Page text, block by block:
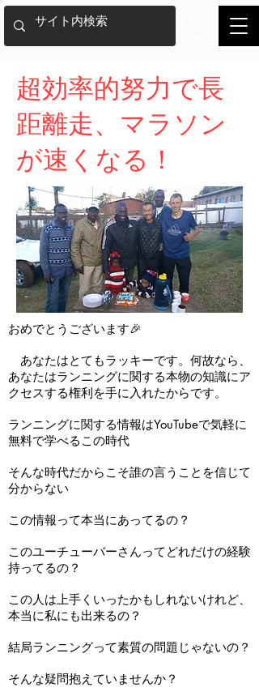
超効率的努力で長
距離走、マラソン
が速くなる！
おめでとうございます🎉
あなたはとてもラッキーです。何故なら、
あなたはランニングに関する本物の知識にア
クセスする権利を手に入れたからです。
ランニングに関する情報はYouTubeで気軽に
無料で学べるこの時代
そんな時代だからこそ誰の言うことを信じて
分からない
この情報って本当にあってるの？
このユーチューバーさんってどれだけの経験
持ってるの？
この人は上手くいったかもしれないけれど、
本当に私にも出来るの？
結局ランニングって素質の問題じゃないの？
そんな疑問抱えていませんか？